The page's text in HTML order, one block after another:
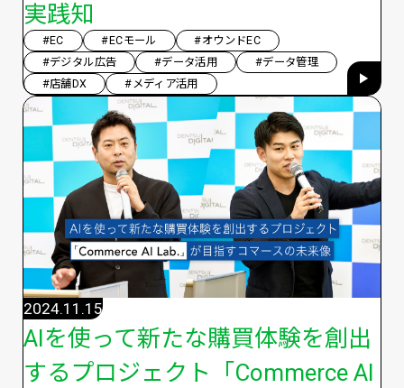
実践知
#EC #ECモール
#オウンドEC
#デジタル広告
#データ活用
#データ管理
#店舗DX
#メディア活用
AIを使って新たな購買体験を創出
するプロジェクト「Commerce AI
2024.11.15